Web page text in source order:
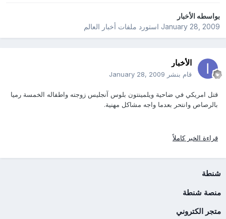
بواسطهالأخبار
January 28, 2009استورد ملفات أخبار العالم
الأخبار
قام بنشر January 28, 2009
قتل امريكي في ضاحية ويلمينتون بلوس آنجليس زوجته واطفاله الخمسة رميا
بالرصاص وانتحر بعدما واجه مشاكل مهنية.
قراءة الخبر كاملاً
شنطة
منصة شنطة
متجر الكتروني